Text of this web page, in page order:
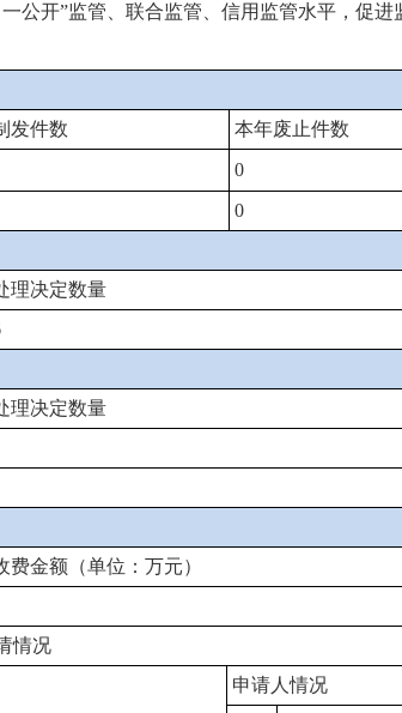
公开”监管、联合监管、信用监管水平，促进
发件数 本年废止件数
0
0
理决定数量
理决定数量
费金额（单位：万元）
情况
申请人情况